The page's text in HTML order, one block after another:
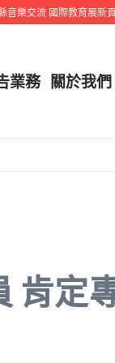
交流 國際教育展新頁
業務 關於我們
肯定